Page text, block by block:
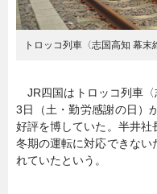
トロッコ列車〈志国高知 幕末
JR四国はトロッコ列車
3日（土・勤労感謝の日）
好評を博していた。半井社
冬期の運転に対応できない
れていたという。